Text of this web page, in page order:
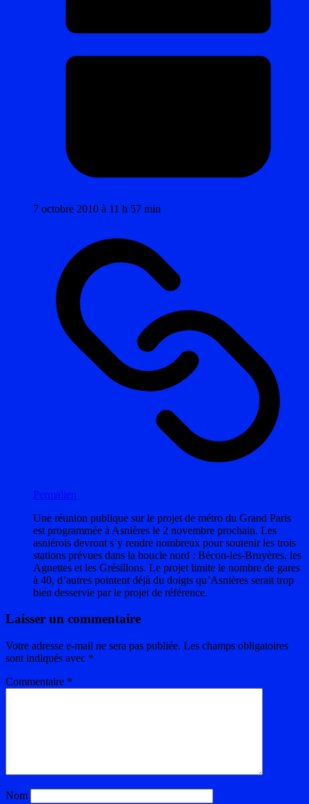
7 octobre 2010 à 11 h 57 min
Permalien
Une réunion publique sur le projet de métro du Grand Paris
est programmée à Asnières le 2 novembre prochain. Les
asniérois devront s’y rendre nombreux pour soutenir les trois
stations prévues dans la boucle nord : Bécon-les-Bruyères, les
Agnettes et les Grésillons. Le projet limite le nombre de gares
à 40, d’autres pointent déjà du doigts qu’Asnières serait trop
bien desservie par le projet de référence.
Laisser un commentaire
Votre adresse e-mail ne sera pas publiée. Les champs obligatoires
sont indiqués avec *
Commentaire *
Nom